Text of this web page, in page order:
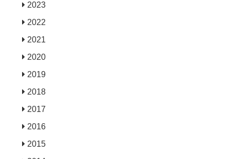
2023
2022
2021
2020
2019
2018
2017
2016
2015